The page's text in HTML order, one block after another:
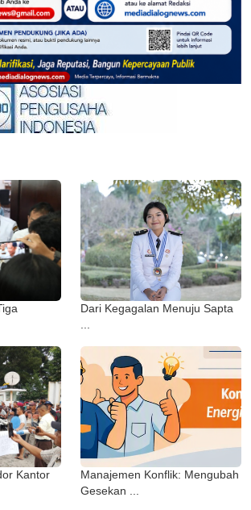
Dari Kegagalan Menuju Sapta
Kantor
Manajemen Konflik: Mengubah
Gesekan ...